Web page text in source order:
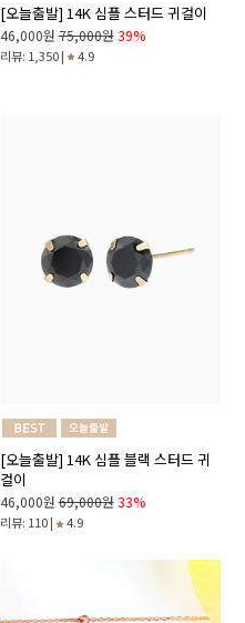
[오늘출발] 14K 심플 스터드 귀걸이
46,000원 75,000원 39%
리뷰: 1,350 | 4.9
[오늘출발] 14K 심플 블랙 스터드 귀
걸이
46,000원 69,000원 33%
리뷰: 110 | 4.9